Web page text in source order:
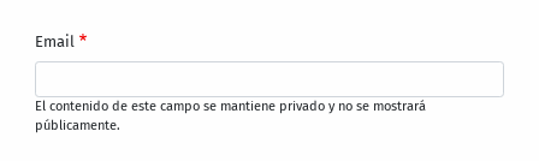
Email
El contenido de este campo se mantiene privado y no se mostrará
públicamente.